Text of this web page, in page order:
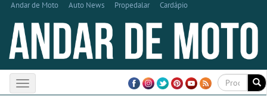
Andar de Moto Auto News Propedalar Cardápio
Toggle
navigation